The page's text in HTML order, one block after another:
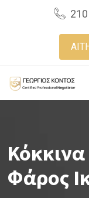
Φάρος